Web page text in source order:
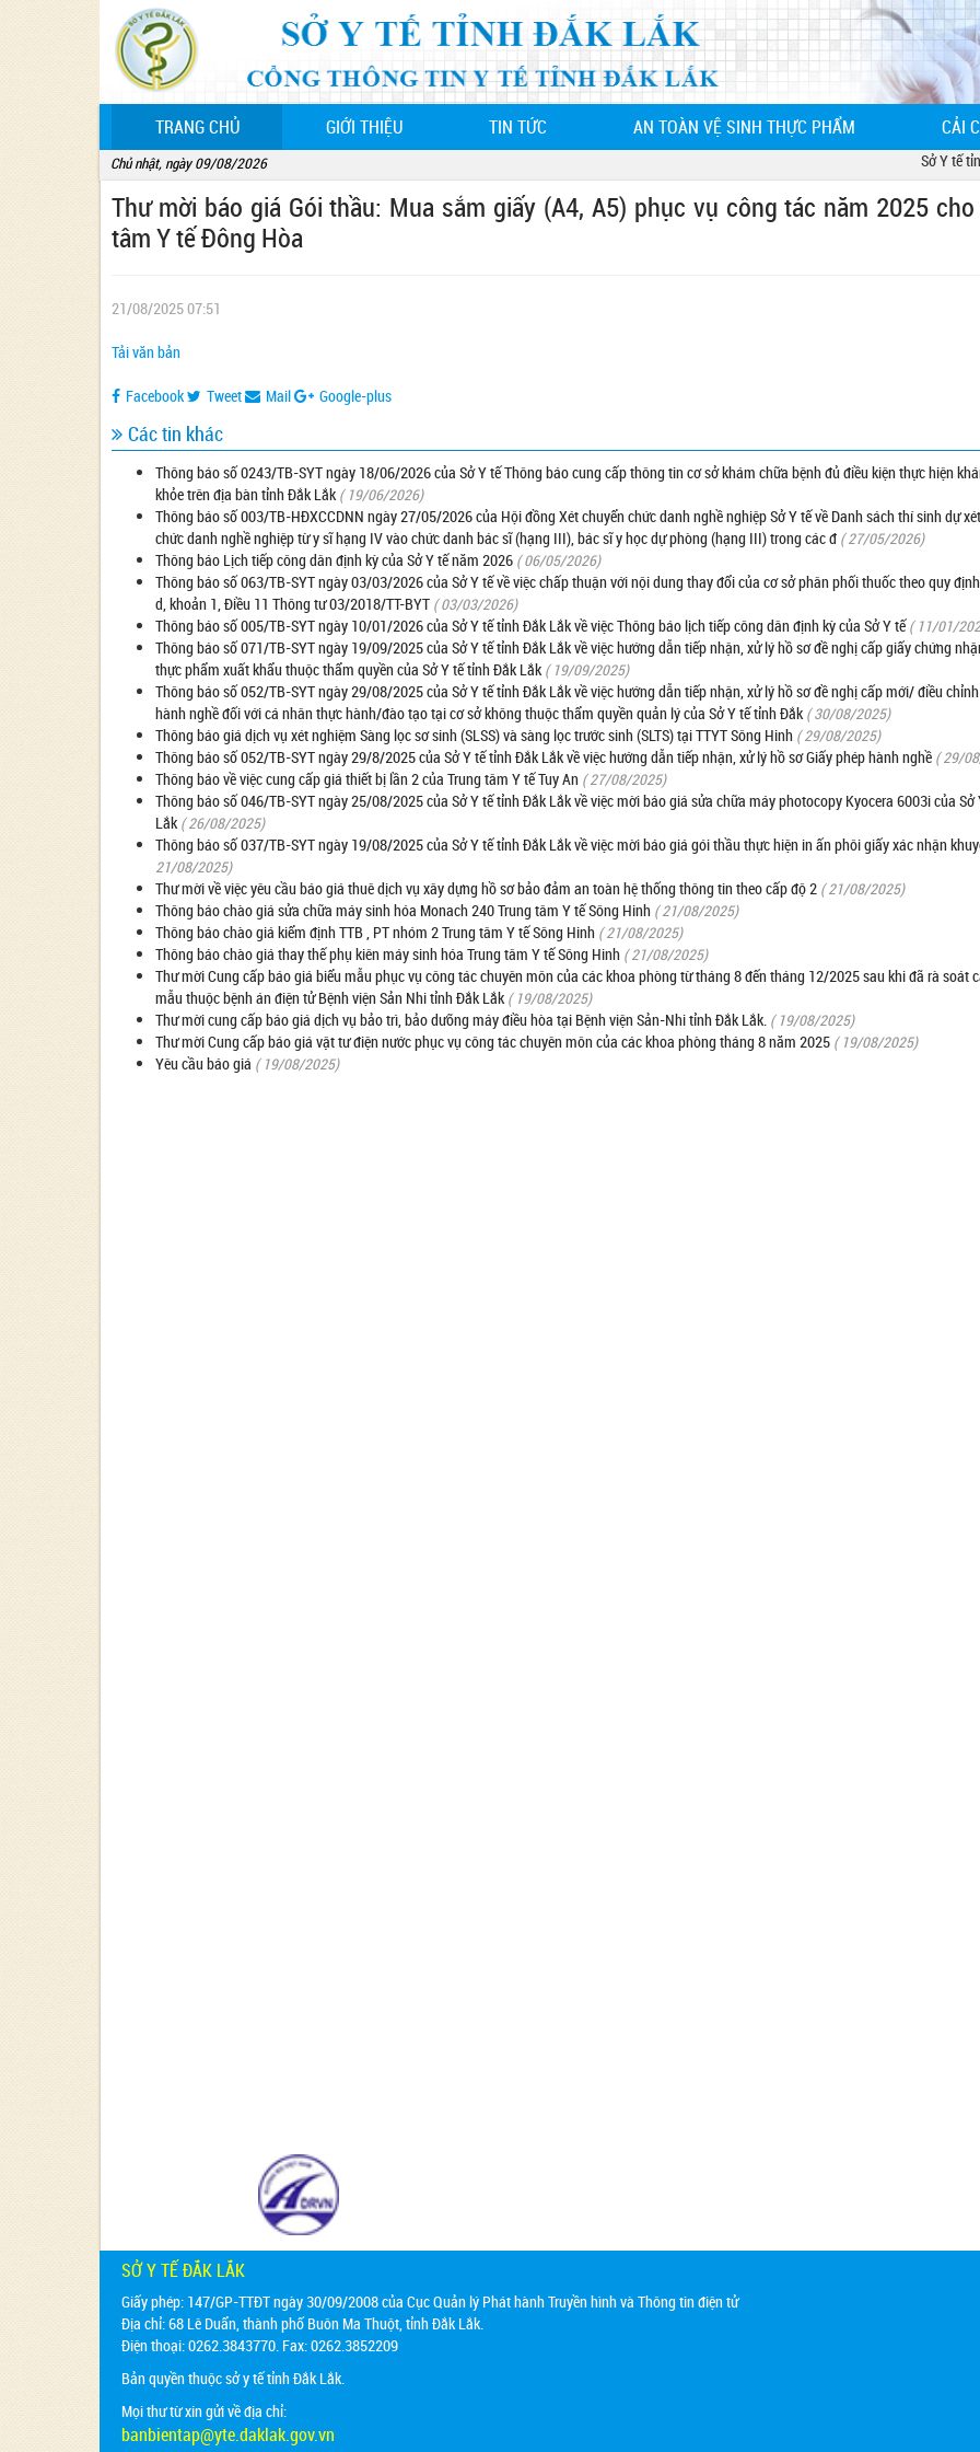
TRANG CHỦ(CURRENT) GIỚI THIỆU TIN TỨC AN TOÀN VỆ SINH THỰC PHẨM CẢI
Chủ nhật, ngày 09/08/2026 Sở Y tế tỉnh
Thư mời báo giá Gói thầu: Mua sắm giấy (A4, A5) phục vụ công tác năm 2025 cho
tâm Y tế Đông Hòa
21/08/2025 07:51
Tải văn bản
Facebook Tweet Mail Google-plus
Các tin khác
Thông báo số 0243/TB-SYT ngày 18/06/2026 của Sở Y tế Thông báo cung cấp thông tin cơ sở khám chữa bệnh đủ điều kiện thực hiện
khỏe trên địa bàn tỉnh Đắk Lắk ( 19/06/2026)
Thông báo số 003/TB-HĐXCCDNN ngày 27/05/2026 của Hội đồng Xét chuyển chức danh nghề nghiệp Sở Y tế về Danh sách thí sinh dự
chức danh nghề nghiệp từ y sĩ hạng IV vào chức danh bác sĩ (hạng III), bác sĩ y học dự phòng (hạng III) trong các đ ( 27/05/2026)
Thông báo Lịch tiếp công dân định kỳ của Sở Y tế năm 2026 ( 06/05/2026)
Thông báo số 063/TB-SYT ngày 03/03/2026 của Sở Y tế về việc chấp thuận với nội dung thay đổi của cơ sở phân phối thuốc theo quy
d, khoản 1, Điều 11 Thông tư 03/2018/TT-BYT ( 03/03/2026)
Thông báo số 005/TB-SYT ngày 10/01/2026 của Sở Y tế tỉnh Đắk Lắk về việc Thông báo lịch tiếp công dân định kỳ của Sở Y tế ( 11/01/
Thông báo số 071/TB-SYT ngày 19/09/2025 của Sở Y tế tỉnh Đắk Lắk về việc hướng dẫn tiếp nhận, xử lý hồ sơ đề nghị cấp giấy chứng
thực phẩm xuất khẩu thuộc thẩm quyền của Sở Y tế tỉnh Đắk Lắk ( 19/09/2025)
Thông báo số 052/TB-SYT ngày 29/08/2025 của Sở Y tế tỉnh Đắk Lắk về việc hướng dẫn tiếp nhận, xử lý hồ sơ đề nghị cấp mới/ điều
hành nghề đối với cá nhân thực hành/đào tạo tại cơ sở không thuộc thẩm quyền quản lý của Sở Y tế tỉnh Đắk ( 30/08/2025)
Thông báo giá dịch vụ xét nghiệm Sàng lọc sơ sinh (SLSS) và sàng lọc trước sinh (SLTS) tại TTYT Sông Hinh ( 29/08/2025)
Thông báo số 052/TB-SYT ngày 29/8/2025 của Sở Y tế tỉnh Đắk Lắk về việc hướng dẫn tiếp nhận, xử lý hồ sơ Giấy phép hành nghề ( 29/
Thông báo về việc cung cấp giá thiết bị lần 2 của Trung tâm Y tế Tuy An ( 27/08/2025)
Thông báo số 046/TB-SYT ngày 25/08/2025 của Sở Y tế tỉnh Đắk Lắk về việc mời báo giá sửa chữa máy photocopy Kyocera 6003i của Sở
Lắk ( 26/08/2025)
Thông báo số 037/TB-SYT ngày 19/08/2025 của Sở Y tế tỉnh Đắk Lắk về việc mời báo giá gói thầu thực hiện in ấn phôi giấy xác nhận
21/08/2025)
Thư mời về việc yêu cầu báo giá thuê dịch vụ xây dựng hồ sơ bảo đảm an toàn hệ thống thông tin theo cấp độ 2 ( 21/08/2025)
Thông báo chào giá sửa chữa máy sinh hóa Monach 240 Trung tâm Y tế Sông Hinh ( 21/08/2025)
Thông báo chào giá kiểm định TTB , PT nhóm 2 Trung tâm Y tế Sông Hinh ( 21/08/2025)
Thông báo chào giá thay thế phụ kiên máy sinh hóa Trung tâm Y tế Sông Hinh ( 21/08/2025)
Thư mời Cung cấp báo giá biểu mẫu phục vụ công tác chuyên môn của các khoa phòng từ tháng 8 đến tháng 12/2025 sau khi đã rà soát
mẫu thuộc bệnh án điện tử Bệnh viện Sản Nhi tỉnh Đắk Lắk ( 19/08/2025)
Thư mời cung cấp báo giá dịch vụ bảo trì, bảo dưỡng máy điều hòa tại Bệnh viện Sản-Nhi tỉnh Đắk Lắk. ( 19/08/2025)
Thư mời Cung cấp báo giá vật tư điện nước phục vụ công tác chuyên môn của các khoa phòng tháng 8 năm 2025 ( 19/08/2025)
Yêu cầu báo giá ( 19/08/2025)
SỞ Y TẾ ĐẮK LẮK
Giấy phép: 147/GP-TTĐT ngày 30/09/2008 của Cục Quản lý Phát hành Truyền hình và Thông tin điện tử
Địa chỉ:68 Lê Duẩn, thành phố Buôn Ma Thuột, tỉnh Đắk Lắk.
Điện thoại: 0262.3843770. Fax: 0262.3852209
Bản quyền thuộc sở y tế tỉnh Đắk Lắk.
Mọi thư từ xin gửi về địa chỉ:
banbientap@yte.daklak.gov.vn